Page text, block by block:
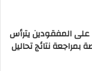
المفقودين يترأس
بمراجعة نتائج تحاليل